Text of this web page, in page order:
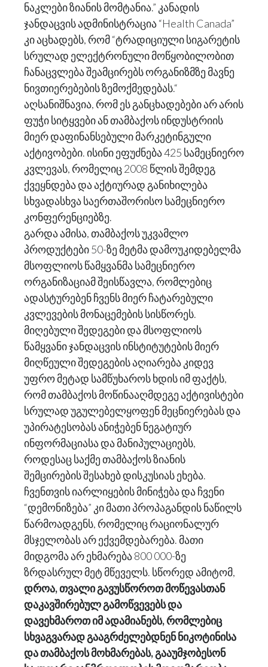
ნაკლები ზიანის მომტანია.” კანადის
ჯანდაცვის ადმინისტრაცია “Health Canada”
კი აცხადებს, რომ “ტრადიციული სიგარეტის
სრულად ელექტრონული მოწყობილობით
ჩანაცვლება შეამცირებს ორგანიზმზე მავნე
ნივთიერებების ზემოქმედებას.“
აღსანიშნავია, რომ ეს განცხადებები არ არის
ფუჭი სიტყვები ან თამბაქოს ინდუსტრიის
მიერ დაფინანსებული მარკეტინგული
აქტივობები. ისინი ეფუძნება 425 სამეცნიერო
კვლევას, რომელიც 2008 წლის შემდეგ
ქვეყნდება და აქტიურად განიხილება
სხვადასხვა საერთაშორისო სამეცნიერო
კონფერენციებზე.
გარდა ამისა, თამბაქოს უკვამლო
პროდუქტები 50-ზე მეტმა დამოუკიდებელმა
მსოფლიოს წამყვანმა სამეცნიერო
ორგანიზაციამ შეისწავლა, რომლებიც
ადასტურებენ ჩვენს მიერ ჩატარებული
კვლევების მონაცემების სისწორეს.
მიღებული შედეგები და მსოფლიოს
წამყვანი ჯანდაცვის ინსტიტუტების მიერ
მიღწეული შედეგების აღიარება კიდევ
უფრო მეტად სამწუხაროს ხდის იმ ფაქტს,
რომ თამბაქოს მოწინააღმდეგე აქტივისტები
სრულად უგულებელყოფენ მეცნიერებას და
უპირატესობას ანიჭებენ ნეგატიურ
ინფორმაციასა და მანიპულაციებს,
როდესაც საქმე თამბაქოს ზიანის
შემცირების შესახებ დისკუსიას ეხება.
ჩვენთვის იარლიყების მინიჭება და ჩვენი
“დემონიზება” კი მათი პროპაგანდის ნაწილს
წარმოადგენს, რომელიც რაციონალურ
მსჯელობას არ ექვემდებარება. მათი
მიდგომა არ ეხმარება 800 000-ზე
ზრდასრულ მეტ მწეველს. სწორედ ამიტომ,
დროა, თვალი გავუსწოროთ მოწევასთან
დაკავშირებულ გამოწვევებს და
დავეხმაროთ იმ ადამიანებს, რომლებიც
სხვაგვარად გააგრძელებდნენ ნიკოტინისა
და თამბაქოს მოხმარებას, გააუმჯობესონ